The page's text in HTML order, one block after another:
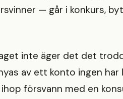
— går i konkurs,
inte äger det det
av ett konto ingen har
försvann med en